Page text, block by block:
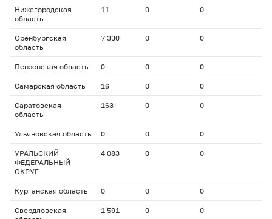
Нижегородская
область
11 0 0
Оренбургская
область
7 330 0 0
Пензенская область 0 0 0
Самарская область 16 0 0
Саратовская
область
163 0 0
Ульяновская область 0 0 0
УРАЛЬСКИЙ
ФЕДЕРАЛЬНЫЙ
ОКРУГ
4 083 0 0
Курганская область 0 0 0
Свердловская
1 591 0 0